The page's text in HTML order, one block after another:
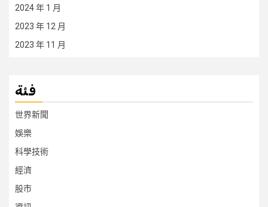
2024 年 1 月
2023 年 12 月
2023 年 11 月
فئة
世界新聞
娛樂
科學技術
經濟
股市